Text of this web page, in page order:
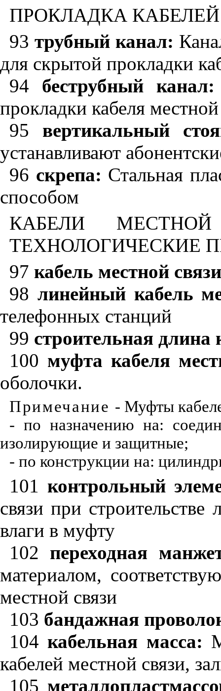
ПРОКЛАДКА
93 трубный канал:
для скрытой прокладки
94 беструбный канал:
прокладки кабеля местной
95 вертикальный
устанавливают
96 скрепа: Стальная
способом
КАБЕЛИ
ТЕХНОЛОГИЧЕСКИЕ
97 кабель местной
98 линейный кабель
телефонных станций
99 строительная длина
100 муфта кабеля
оболочки.
Примечание - Муфты
- по назначению на:
изолирующие и защитные;
- по конструкции на:
101контрольный
связи при
влаги в муфту
102 переходная
материалом,
местной связи
103 бандажная
104кабельная масса:
кабелей местной связи,
105